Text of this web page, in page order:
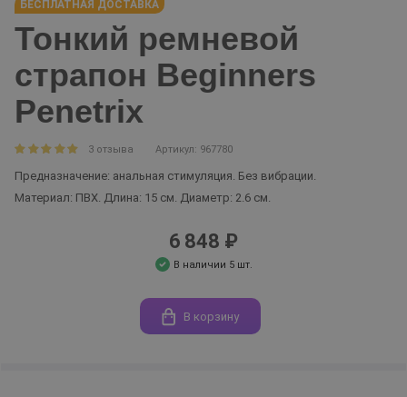
БЕСПЛАТНАЯ ДОСТАВКА
Тонкий ремневой
страпон Beginners
Penetrix
3 отзыва Артикул: 967780
Предназначение: анальная стимуляция. Без вибрации.
Материал: ПВХ. Длина: 15 см. Диаметр: 2.6 см.
6 848 ₽
В наличии 5 шт.
В корзину